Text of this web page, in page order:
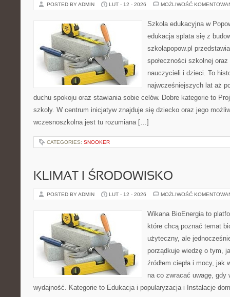
POSTED BY ADMIN LUT - 12 - 2026 MOŻLIWOŚĆ
Szkoła edukacyjna w
edukacja splata się z
szkolapopow.pl
społeczności szkolnej
nauczycieli i dzieci. To
najwcześniejszych lat aż
duchu spokoju oraz stawiania sobie celów. Dobre kategorie to
szkoły. W centrum inicjatyw znajduje się dziecko oraz jego
wczesnoszkolna jest tu rozumiana […]
CATEGORIES: SNOOKER
KLIMAT I ŚRODOWISKO
POSTED BY ADMIN LUT - 12 - 2026 MOŻLIWOŚĆ
Wikana BioEnergia to
które chcą poznać temat
użyteczny, ale
porządkuje wiedzę o tym,
źródłem ciepła i mocy, jak
na co zwracać uwagę, gdy
wydajność. Kategorie to Edukacja i popularyzacja i Instalacje